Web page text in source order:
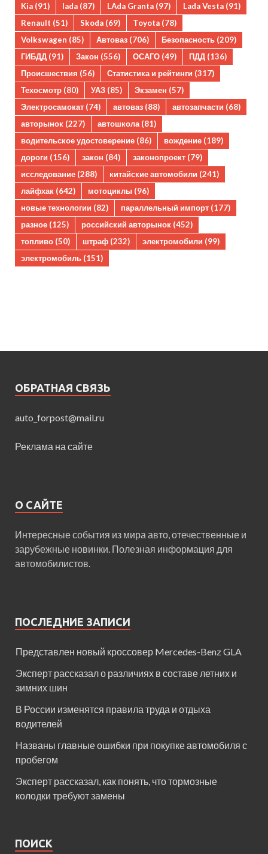
Kia (91) lada (87) LAda Granta (97) Lada Vesta (91)
Renault (51) Skoda (69) Toyota (78)
Volkswagen (85) Автоваз (706) Безопасность (209)
ГИБДД (91) Закон (556) ОСАГО (49) ПДД (136)
Происшествия (56) Статистика и рейтинги (317)
Техосмотр (80) УАЗ (85) Экзамен (57)
Электросамокат (74) автоваз (88) автозапчасти (68)
авторынок (227) автошкола (81)
водительское удостоверение (86) вождение (189)
дороги (156) закон (84) законопроект (79)
исследование (288) китайские автомобили (241)
лайфхак (642) мотоциклы (96)
новые технологии (82) параллельный импорт (177)
разное (125) российский авторынок (452)
топливо (50) штраф (232) электромобили (99)
электромобиль (151)
ОБРАТНАЯ СВЯЗЬ
auto_forpost@mail.ru
Реклама на сайте
О САЙТЕ
Интересные события из мира авто, отечественные и
зарубежные новинки. Полезная информация для
автомобилистов.
ПОСЛЕДНИЕ ЗАПИСИ
Представлен новый кроссовер Mercedes-Benz GLA
Эксперт рассказал о различиях в составе летних и
зимних шин
В России изменятся правила труда и отдыха
водителей
Названы главные ошибки при покупке автомобиля с
пробегом
Эксперт рассказал, как понять, что тормозные
колодки требуют замены
ПОИСК